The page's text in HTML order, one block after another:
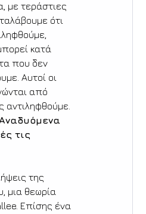
με τεράστιες
ότι
κατά
που δεν
Αυτοί οι
από
αντιληφθούμε.
τις
της
μια θεωρία
Επίσης ένα